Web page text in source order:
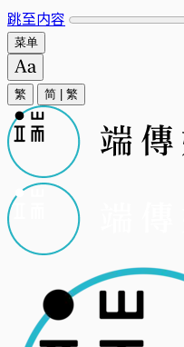
跳至内容
菜单
繁 简 繁